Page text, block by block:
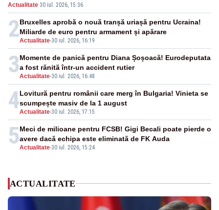
Actualitate·30 iul. 2026, 15:36
2Actualitate-30 iul. 2026, 16:19
Bruxelles aprobă o nouă tranșă uriașă pentru Ucraina!
Miliarde de euro pentru armament și apărare
3Actualitate-30 iul. 2026, 16:48
Momente de panică pentru Diana Șoșoacă! Eurodeputata
a fost rănită într-un accident rutier
4Actualitate-30 iul. 2026, 17:15
Lovitură pentru românii care merg în Bulgaria! Vinieta se
scumpește masiv de la 1 august
5Actualitate-30 iul. 2026, 15:24
Meci de milioane pentru FCSB! Gigi Becali poate pierde o
avere dacă echipa este eliminată de FK Auda
ACTUALITATE